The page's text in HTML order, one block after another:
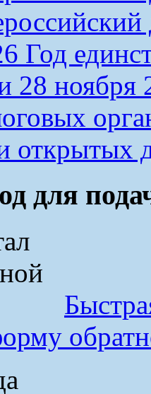
Год
28 ноября
открытых
для